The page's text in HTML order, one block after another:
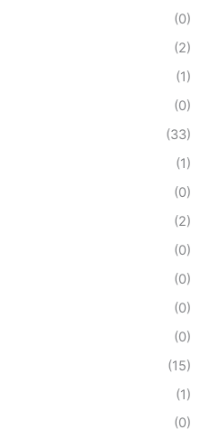
(0)
(2)
(1)
(0)
(33)
(1)
(0)
(2)
(0)
(0)
(0)
(0)
(15)
(1)
(0)